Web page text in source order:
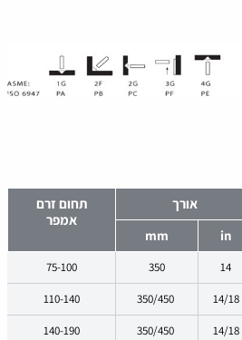
אורך
תחום זרם
אמפר
in
mm
14
350
75-100
14/18
110-140
14/18
140-190